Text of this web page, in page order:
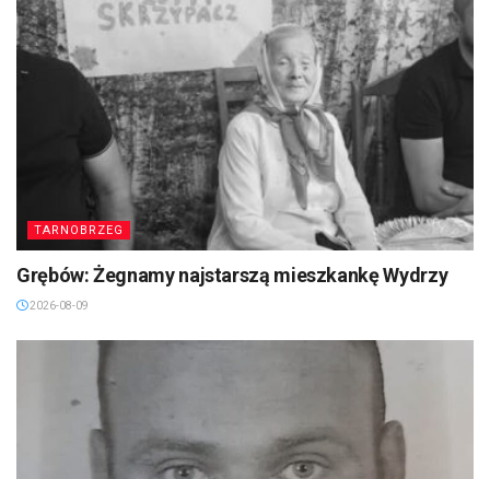
TARNOBRZEG
Grębów: Żegnamy najstarszą mieszkankę Wydrzy
2026-08-09